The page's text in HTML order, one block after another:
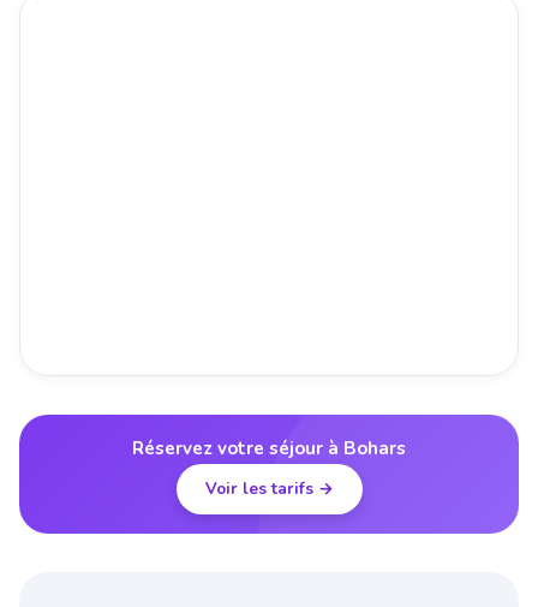
Réservez votre séjour à Bohars
Voir les tarifs →